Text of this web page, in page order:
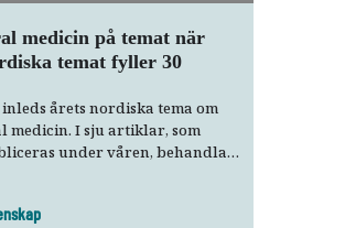
medicin på temat när
temat fyller 30
årets nordiska tema om
medicin. I sju artiklar, som
under våren, behandlas
sjukdom och